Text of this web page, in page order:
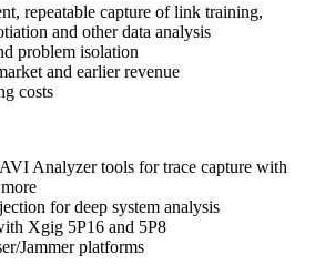
repeatable capture of link training,
and other data analysis
problem isolation
and earlier revenue
costs
Analyzer tools for trace capture with
for deep system analysis
Xgig 5P16 and 5P8
Jammer platforms